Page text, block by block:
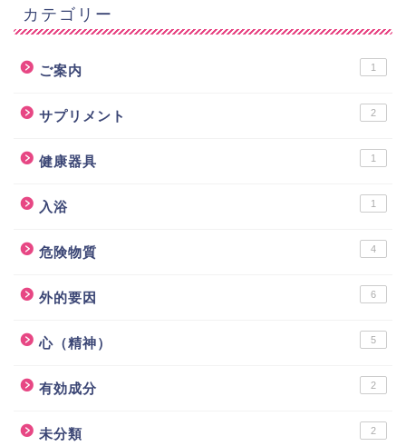
カテゴリー
ご案内 1
サプリメント 2
健康器具 1
入浴 1
危険物質 4
外的要因 6
心（精神） 5
有効成分 2
未分類 2